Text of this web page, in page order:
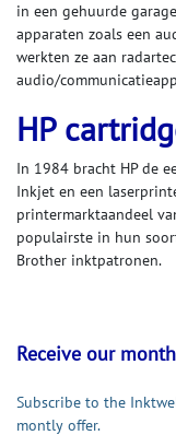
in een gehuurde
apparaten zoals een
werkten ze aan
audio/
HP
In 1984 bracht HP de
Inkjet en een
printermarktaandeel
populairste in hun
Brother inktpatronen.
Receive our
Subscribe to the
montly offer.